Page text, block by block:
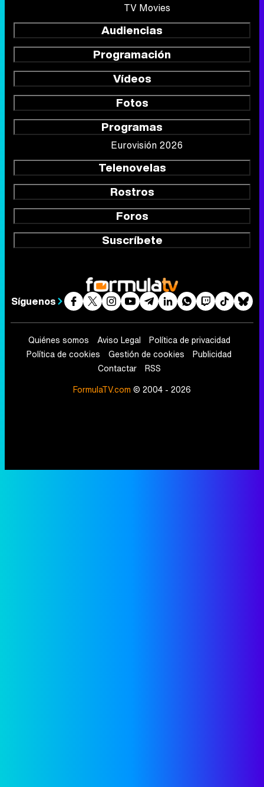
TV Movies
Audiencias
Programación
Vídeos
Fotos
Programas
Eurovisión 2026
Telenovelas
Rostros
Foros
Suscríbete
Síguenos
Quiénes somos Aviso Legal
Política de privacidad
Política de cookies
Gestión de cookies
Publicidad
Contactar
RSS
FormulaTV.com © 2004 - 2026